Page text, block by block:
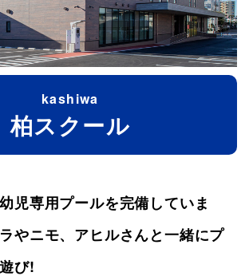
kashiwa
柏スクール
児専用プールを完備していま
やニモ、アヒルさんと一緒にプ
び!